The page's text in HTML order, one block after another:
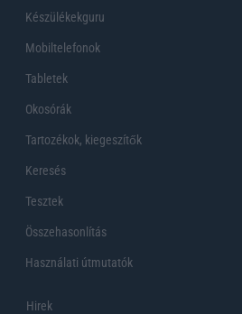
Készülékekguru
Mobiltelefonok
Tabletek
Okosórák
Tartozékok, kiegeszítők
Keresés
Tesztek
Összehasonlítás
Használati útmutatók
Hirek